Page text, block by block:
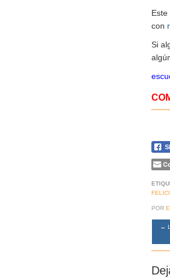
con
Si
POR
←